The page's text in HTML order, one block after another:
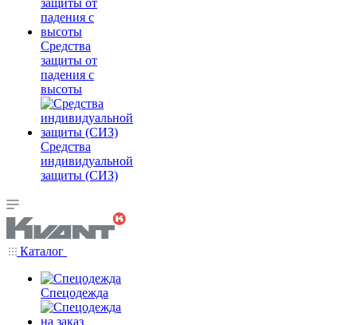
Средства
защиты от
падения с
высоты
Средства
индивидуальной
защиты (СИЗ)
Каталог
Спецодежда